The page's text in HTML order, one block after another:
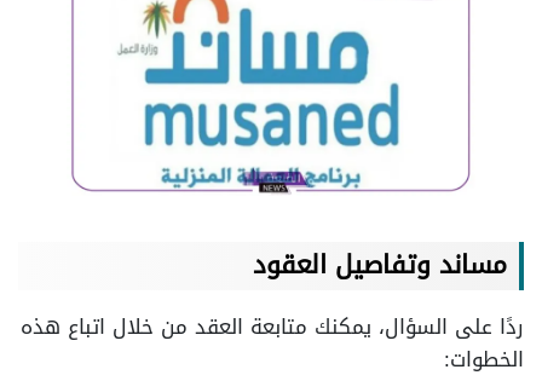
مساند وتفاصيل العقود
ردًا على السؤال، يمكنك متابعة العقد من خلال اتباع هذه
الخطوات: